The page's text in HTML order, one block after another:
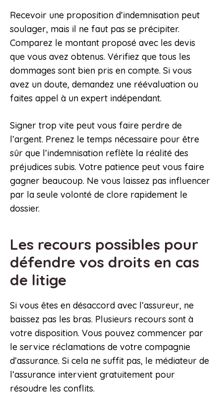
Recevoir une proposition d’indemnisation peut
soulager, mais il ne faut pas se précipiter.
Comparez le montant proposé avec les devis
que vous avez obtenus. Vérifiez que tous les
dommages sont bien pris en compte. Si vous
avez un doute, demandez une réévaluation ou
faites appel à un expert indépendant.
Signer trop vite peut vous faire perdre de
l’argent. Prenez le temps nécessaire pour être
sûr que l’indemnisation reflète la réalité des
préjudices subis. Votre patience peut vous faire
gagner beaucoup. Ne vous laissez pas influencer
par la seule volonté de clore rapidement le
dossier.
Les recours possibles pour
défendre vos droits en cas
de litige
Si vous êtes en désaccord avec l’assureur, ne
baissez pas les bras. Plusieurs recours sont à
votre disposition. Vous pouvez commencer par
le service réclamations de votre compagnie
d’assurance. Si cela ne suffit pas, le médiateur de
l’assurance intervient gratuitement pour
résoudre les conflits.